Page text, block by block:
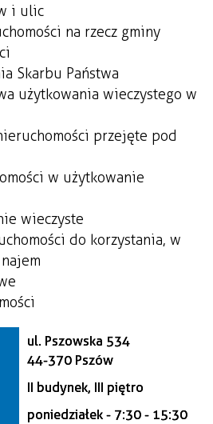
i ulic
na rzecz gminy
Skarbu Państwa
użytkowania wieczystego w
przejęte pod
w użytkowanie
wieczyste
do korzystania, w
ul. Pszowska 534
44-370 Pszów
II budynek, III piętro
poniedziałek - 7:30 - 15:30